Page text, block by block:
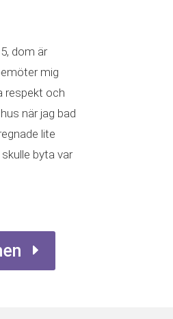
dom är
mig
respekt och
när jag bad
lite
byta var